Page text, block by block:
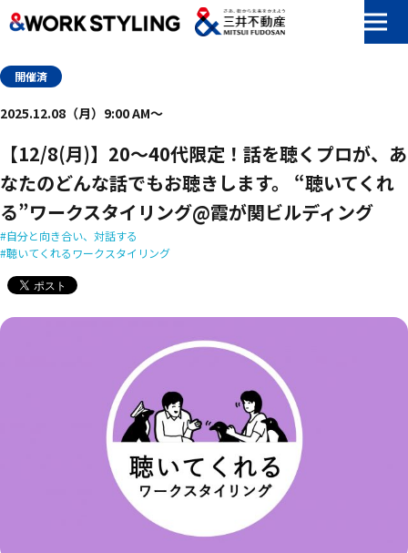
開催済
2025.12.08（月）9:00 AM〜
【12/8(月)】20～40代限定！​話を​聴く​プロが、​あ
なたの​どんな​話でも​お聴きします。​ “聴いてくれ
る​”ワークスタイリング@霞が​関ビルディング
自分と向き合い、対話する
聴いてくれるワークスタイリング